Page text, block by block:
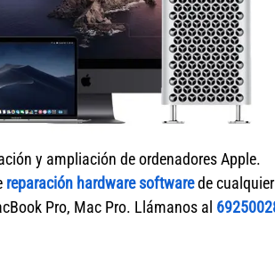
y ampliación de ordenadores Apple.
reparación hardware softwarede cualquier
Pro, Mac Pro. Llámanos al